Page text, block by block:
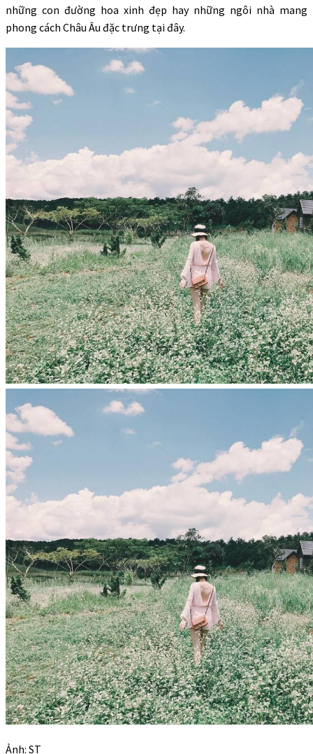
những con đường hoa xinh đẹp hay những ngôi nhà mang
phong cách Châu Âu đặc trưng tại đây.
Ảnh: ST